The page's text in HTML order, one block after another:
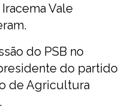
Vale
do PSB no
do partido
de Agricultura